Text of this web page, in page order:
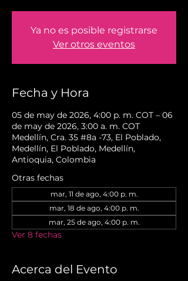
Ya no es posible registrarse
Ver otros eventos
Fecha y Hora
05 de may de 2026, 4:00 p. m. COT – 06
de may de 2026, 3:00 a. m. COT
Medellín, Cra. 35 #8a -73, El Poblado,
Medellín, El Poblado, Medellín,
Antioquia, Colombia
Otras fechas
mar, 11 de ago, 4:00 p. m.
mar, 18 de ago, 4:00 p. m.
mar, 25 de ago, 4:00 p. m.
Ver 8 fechas
Acerca del Evento